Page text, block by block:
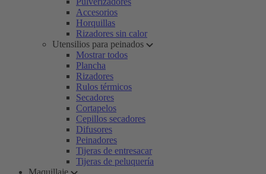
Accesorios
Horquillas
Rizadores sin calor
Utensilios para peinados
Mostrar todos
Plancha
Rizadores
Rulos térmicos
Secadores
Cortapelos
Cepillos secadores
Difusores
Peinadores
Tijeras de entresacar
Tijeras de peluquería
Maquillaje